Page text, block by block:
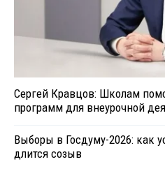
Сергей Кравцов: Школам
программ для внеурочной
Выборы в Госдуму-2026: как
длится созыв